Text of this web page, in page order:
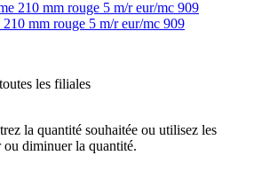
mm rouge 5 m/r eur/mc 909
les filiales
la quantité souhaitée ou utilisez les
diminuer la quantité.